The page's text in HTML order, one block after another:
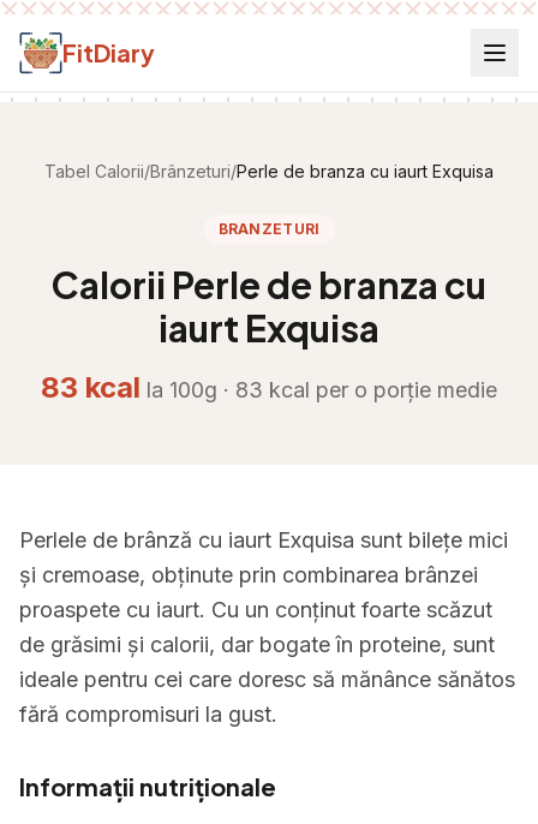
Salt la conținut
FitDiary
Tabel Calorii/Brânzeturi/Perle de branza cu iaurt Exquisa
BRANZETURI
Calorii Perle de branza cu
iaurt Exquisa
83 kcal la 100g · 83 kcal per o porție medie
Perlele de brânză cu iaurt Exquisa sunt bilețe mici
și cremoase, obținute prin combinarea brânzei
proaspete cu iaurt. Cu un conținut foarte scăzut
de grăsimi și calorii, dar bogate în proteine, sunt
ideale pentru cei care doresc să mănânce sănătos
fără compromisuri la gust.
Informații nutriționale